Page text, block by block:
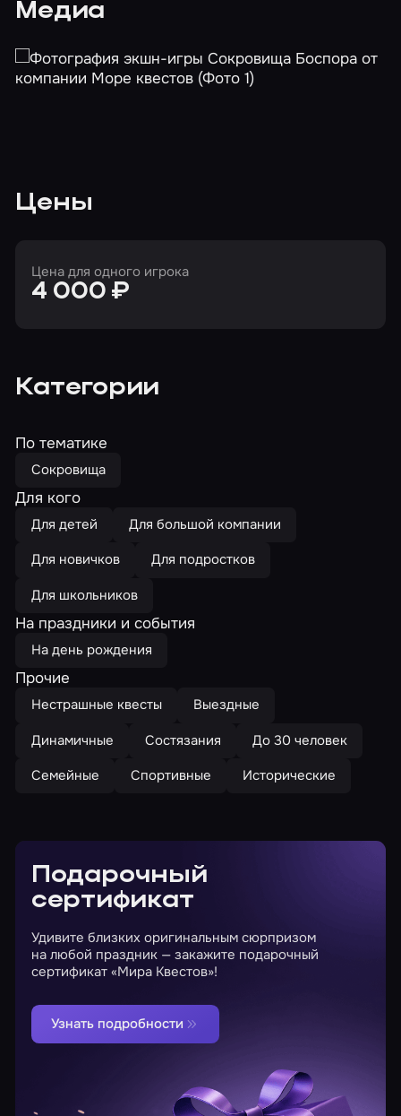
Медиа
Цены
Цена для одного игрока
4 000 ₽
Категории
По тематике
Сокровища
Для кого
Для детей
Для большой компании
Для новичков
Для подростков
Для школьников
На праздники и события
На день рождения
Прочие
Нестрашные квесты
Выездные
Динамичные
Состязания
До 30 человек
Семейные
Спортивные Исторические
Подарочный
сертификат
Удивите близких оригинальным сюрпризом
на любой праздник — закажите подарочный
сертификат «Мира Квестов»!
Узнать подробности